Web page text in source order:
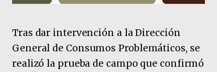
Tras dar intervención a la Dirección
General de Consumos Problemáticos, se
realizó la prueba de campo que confirmó